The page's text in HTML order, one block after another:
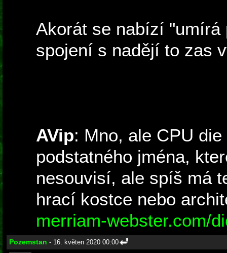
Akorát se nabízí "umírá
spojení s nadějí to zas
AVip: Mno, ale CPU
podstatného jména,
nesouvisí, ale spíš má
hrací kostce nebo
merriam-webster.com/
Pozemstan - 16. květen 2020 00:00